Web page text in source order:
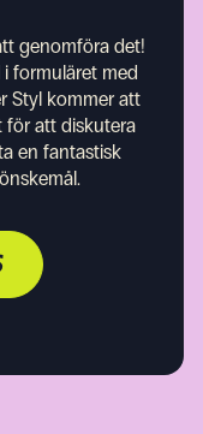
genomföra det!
formuläret med
Styl kommer att
för att diskutera
en fantastisk